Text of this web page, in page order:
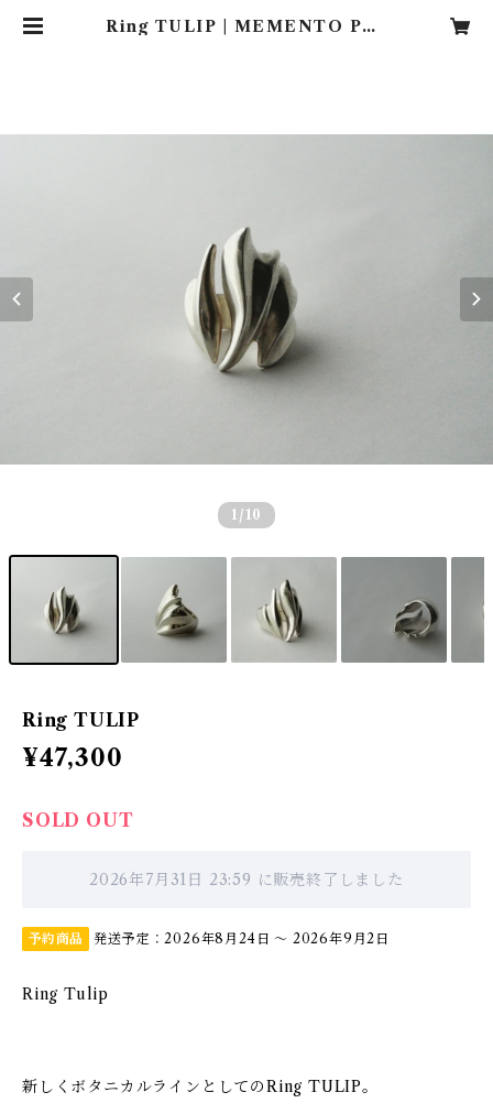
Ring TULIP | MEMENTO PAT
1 /10
Ring TULIP
¥47,300
SOLD OUT
2026年7月31日 23:59 に販売終了しました
予約商品 発送予定：2026年8月24日 〜 2026年9月2日
Ring Tulip
新しくボタニカルラインとしてのRing TULIP。